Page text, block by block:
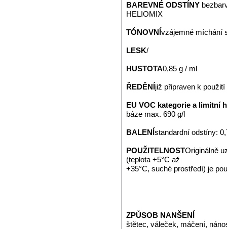
BAREVNÉ ODSTÍNY
HELIOMIX
TÓNOVNÍvzájemné míchání
LESK/
HUSTOTA0,85 g / ml
ŘEDĚNÍjiž připraven k použití
EU VOC kategorie a limitní
báze max. 690 g/l
BALENÍstandardní odstíny:
POUŽITELNOSTOriginálně
(teplota +5°C až
+35°C, suché prostředí) je
ZPŮSOB NANŠENÍ
štětec, váleček, máčení,